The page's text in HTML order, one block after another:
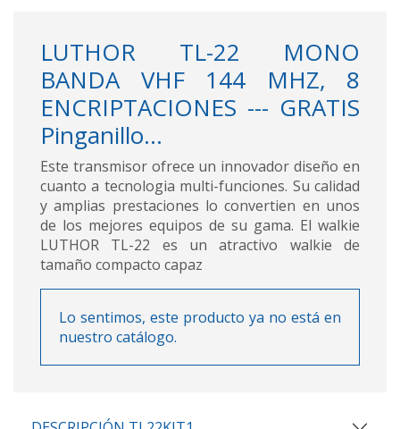
LUTHOR TL-22 MONO
BANDA VHF 144 MHZ, 8
ENCRIPTACIONES --- GRATIS
Pinganillo...
Este transmisor ofrece un innovador diseño en
cuanto a tecnologia multi-funciones. Su calidad
y amplias prestaciones lo convertien en unos
de los mejores equipos de su gama. El walkie
LUTHOR TL-22 es un atractivo walkie de
tamaño compacto capaz
Lo sentimos, este producto ya no está en
nuestro catálogo.